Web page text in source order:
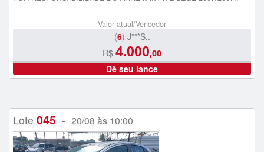
Valor atual/Vencedor
(6) J***S..
R$ 4.000,00
Dê seu lance
Lote 045 - 20/08 às 10:00